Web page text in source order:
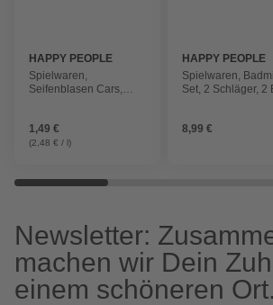
HAPPY PEOPLE
Spielwaren,
Seifenblasen Cars,
1,49 €
(2,48 € / l)
HAPPY PEOPLE
Spielwaren,
Set, 2 Schläger, 2
8,99 €
Newsletter:
machen wir Dein
einem schöneren Ort.